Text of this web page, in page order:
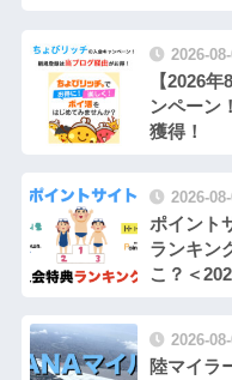
2026-
【2026
ンペーン
獲得！
2026-
ポイント
ランキン
こ？＜
2026-
陸マイラ